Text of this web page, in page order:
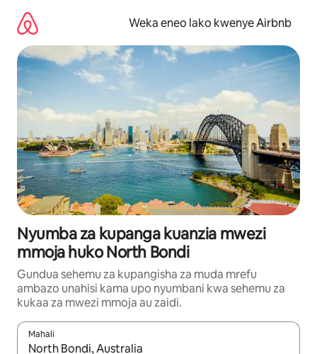
kwenda
kwenye
maudhui
Weka eneo lako kwenye Airbnb
Nyumba za kupanga kuanzia mwezi
mmoja huko North Bondi
Gundua sehemu za kupangisha za muda mrefu
ambazo unahisi kama upo nyumbani kwa sehemu za
kukaa za mwezi mmoja au zaidi.
Mahali
Wakati matokeo yanapatikana, vinjari kwa kutumia vitufe vya